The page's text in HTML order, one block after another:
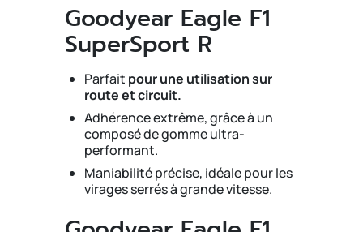
Goodyear Eagle F1
SuperSport R
Parfait pour une utilisation sur
route et circuit.
Adhérence extrême, grâce à un
composé de gomme ultra-
performant.
Maniabilité précise, idéale pour les
virages serrés à grande vitesse.